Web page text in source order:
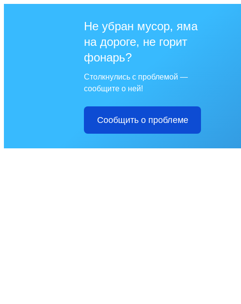
Не убран мусор, яма
на дороге, не горит
фонарь?
Столкнулись с проблемой —
сообщите о ней!
Сообщить о проблеме